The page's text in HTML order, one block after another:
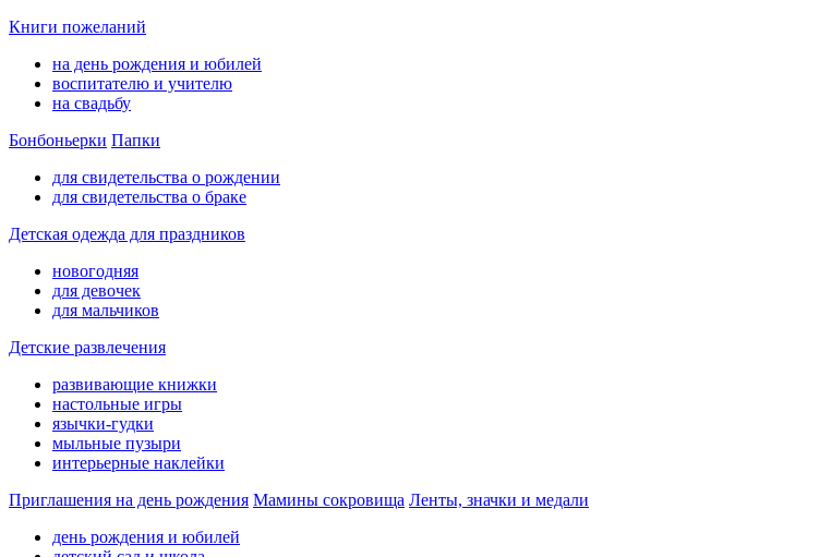
Книги пожеланий
на день рождения и юбилей
воспитателю и учителю
на свадьбу
Бонбоньерки Папки
для свидетельства о рождении
для свидетельства о браке
Детская одежда для праздников
новогодняя
для девочек
для мальчиков
Детские развлечения
развивающие книжки
настольные игры
язычки-гудки
мыльные пузыри
интерьерные наклейки
Приглашения на день рождения Мамины сокровища Ленты, значки и медали
день рождения и юбилей